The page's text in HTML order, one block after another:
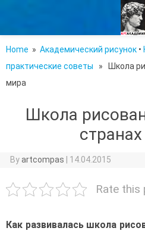
Home » Академический рисунок •
практические советы » Школа
мира
Школа
Byartcompas | 14.04.2015
Rate this
Как развивалась школа